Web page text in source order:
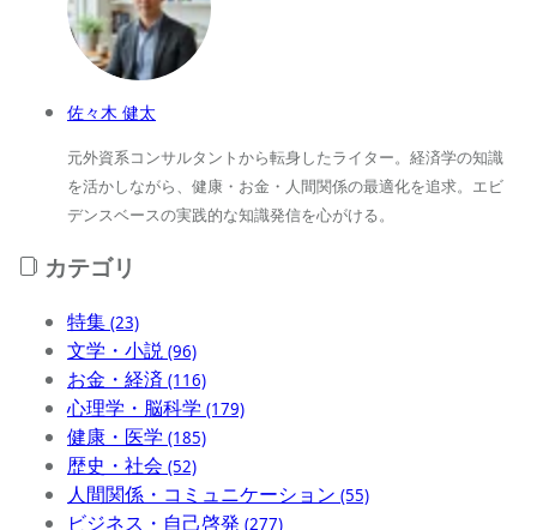
佐々木 健太
元外資系コンサルタントから転身したライター。経済学の知識
を活かしながら、健康・お金・人間関係の最適化を追求。エビ
デンスベースの実践的な知識発信を心がける。
カテゴリ
特集 (23)
文学・小説 (96)
お金・経済 (116)
心理学・脳科学 (179)
健康・医学 (185)
歴史・社会 (52)
人間関係・コミュニケーション (55)
ビジネス・自己啓発 (277)